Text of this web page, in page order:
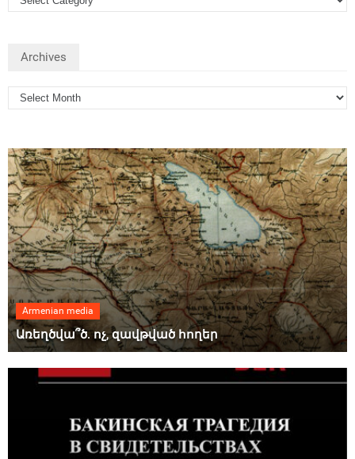
Archives
Armenian media
Առեղծվա՞ծ. ոչ, զավթված հողեր